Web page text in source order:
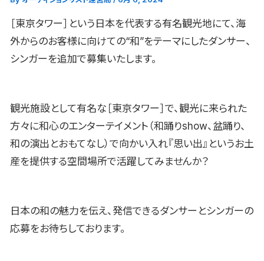
［東京タワー］という日本を代表する有名観光地にて、海
外からのお客様に向けての“和”をテーマにしたダンサー、
シンガーを追加で募集いたします。
観光施設として有名な［東京タワー］で、観光に来られた
方々に和心のエンターテイメント（和踊りshow、盆踊り、
和の演出とおもてなし）で向かい入れ『思い出』というお土
産を提供する空間場所で活躍してみませんか？
日本の和の魅力を伝え、発信できるダンサーとシンガーの
応募をお待ちしております。